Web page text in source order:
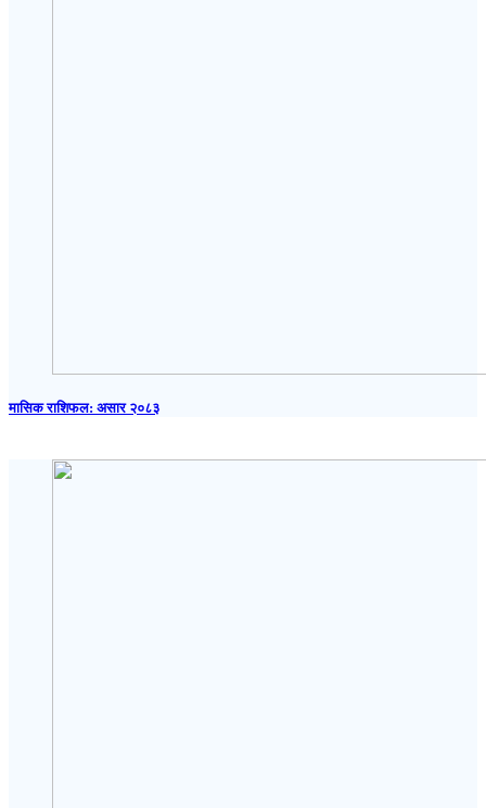
मासिक राशिफल: असार २०८३